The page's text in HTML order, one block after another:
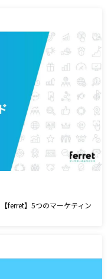
ferret】5つのマーケティン